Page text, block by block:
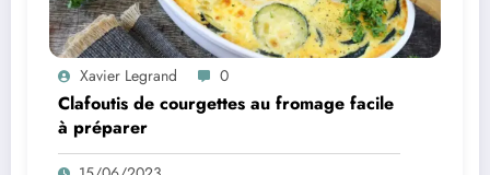
Xavier Legrand 0
Clafoutis de courgettes au fromage facile
à préparer